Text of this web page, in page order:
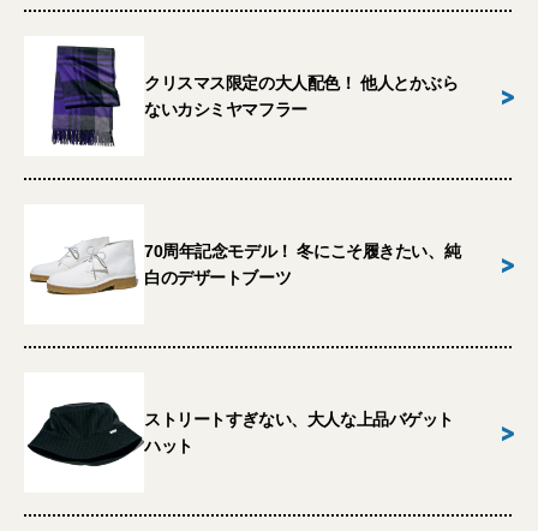
クリスマス限定の大人配色！ 他人とかぶら
ないカシミヤマフラー
>
70周年記念モデル！ 冬にこそ履きたい、純
白のデザートブーツ
>
ストリートすぎない、大人な上品バゲット
ハット
>